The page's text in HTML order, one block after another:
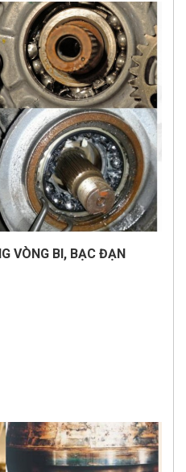
VÒNG BI, BẠC ĐẠN